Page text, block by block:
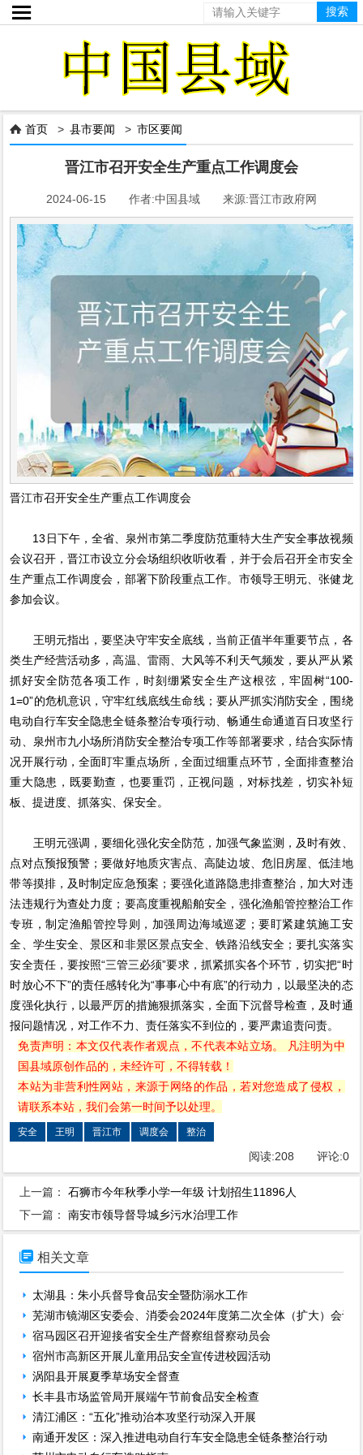

 首页 >县市要闻 >市区要闻
晋江市召开安全生产重点工作调度会
2024-06-15 作者:中国县域 来源:晋江市政府网
晋江市召开安全生产重点工作调度会
13日下午，全省、泉州市第二季度防范重特大生产安全事故视频
会议召开，晋江市设立分会场组织收听收看，并于会后召开全市安全
生产重点工作调度会，部署下阶段重点工作。市领导王明元、张健龙
参加会议。
王明元指出，要坚决守牢安全底线，当前正值半年重要节点，各
类生产经营活动多，高温、雷雨、大风等不利天气频发，要从严从紧
抓好安全防范各项工作，时刻绷紧安全生产这根弦，牢固树“100-
1=0”的危机意识，守牢红线底线生命线；要从严抓实消防安全，围绕
电动自行车安全隐患全链条整治专项行动、畅通生命通道百日攻坚行
动、泉州市九小场所消防安全整治专项工作等部署要求，结合实际情
况开展行动，全面盯牢重点场所，全面过细重点环节，全面排查整治
重大隐患，既要勤查，也要重罚，正视问题，对标找差，切实补短
板、提进度、抓落实、保安全。
王明元强调，要细化强化安全防范，加强气象监测，及时有效、
点对点预报预警；要做好地质灾害点、高陡边坡、危旧房屋、低洼地
带等摸排，及时制定应急预案；要强化道路隐患排查整治，加大对违
法违规行为查处力度；要高度重视船舶安全，强化渔船管控整治工作
专班，制定渔船管控导则，加强周边海域巡逻；要盯紧建筑施工安
全、学生安全、景区和非景区景点安全、铁路沿线安全；要扎实落实
安全责任，要按照“三管三必须”要求，抓紧抓实各个环节，切实把“时
时放心不下”的责任感转化为“事事心中有底”的行动力，以最坚决的态
度强化执行，以最严厉的措施狠抓落实，全面下沉督导检查，及时通
报问题情况，对工作不力、责任落实不到位的，要严肃追责问责。
免责声明：本文仅代表作者观点，不代表本站立场。 凡注明为中
国县域原创作品的，未经许可，不得转载！
本站为非营利性网站，来源于网络的作品，若对您造成了侵权，
请联系本站，我们会第一时间予以处理。
安全 王明 晋江市 调度会 整治
阅读:208 评论:0
上一篇：石狮市今年秋季小学一年级 计划招生11896人
下一篇：南安市领导督导城乡污水治理工作
 相关文章
太湖县：朱小兵督导食品安全暨防溺水工作
芜湖市镜湖区安委会、消委会2024年度第二次全体（扩大）会议
宿马园区召开迎接省安全生产督察组督察动员会
宿州市高新区开展儿童用品安全宣传进校园活动
涡阳县开展夏季草场安全督查
长丰县市场监管局开展端午节前食品安全检查
清江浦区：“五化”推动治本攻坚行动深入开展
南通开发区：深入推进电动自行车安全隐患全链条整治行动